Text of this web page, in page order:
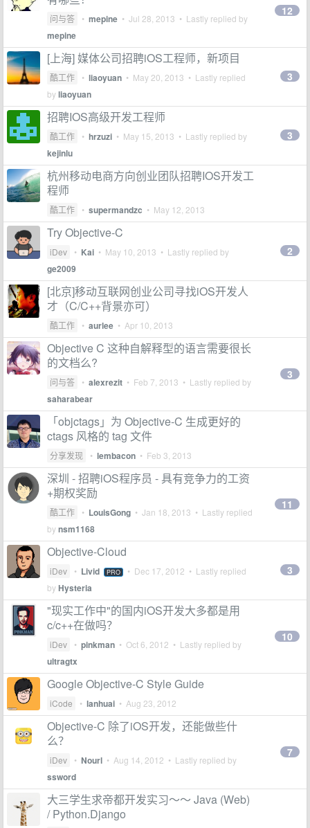
问与答 • mepine • Jul 28, 2013 • Lastly replied by
mepine
12
[上海] 媒体公司招聘iOS工程师，新项目
酷工作 • liaoyuan • May 20, 2013 • Lastly replied
byliaoyuan
3
招聘IOS高级开发工程师
酷工作 • hrzuzi • May 15, 2013 • Lastly replied by
kejinlu
3
杭州移动电商方向创业团队招聘IOS开发工
程师
酷工作 • supermandzc • May 12, 2013
Try Objective-C
iDev • Kai • May 10, 2013 • Lastly replied by
ge2009
2
[北京]移动互联网创业公司寻找iOS开发人
才（C/C++背景亦可）
酷工作 • aurlee • Apr 10, 2013
Objective C 这种自解释型的语言需要很长
的文档么?
问与答 • alexrezit • Feb 7, 2013 • Lastly replied by
saharabear
3
「objctags」为 Objective-C 生成更好的
ctags 风格的 tag 文件
分享发现 • lembacon • Feb 3, 2013
深圳 - 招聘iOS程序员 - 具有竞争力的工资
+期权奖励
酷工作 • LouisGong • Jan 18, 2013 • Lastly replied
bynsm1168
11
Objective-Cloud
iDev • Livid PRO • Dec 17, 2012 • Lastly replied
byHysteria
3
"现实工作中"的国内iOS开发大多都是用
c/c++在做吗？
iDev • pinkman • Oct 6, 2012 • Lastly replied by
ultragtx
10
Google Objective-C Style Guide
iCode • lanhuai • Aug 23, 2012
Objective-C 除了iOS开发，还能做些什
么？
iDev • Nourl • Aug 14, 2012 • Lastly replied by
ssword
7
大三学生求帝都开发实习～～ Java (Web)
/ Python.Django